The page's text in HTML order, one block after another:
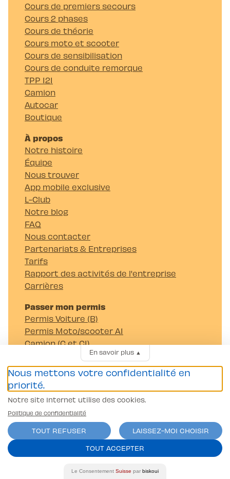
Cours de premiers secours
Cours 2 phases
Cours de théorie
Cours moto et scooter
Cours de sensibilisation
Cours de conduite remorque
TPP 121
Camion
Autocar
Boutique
À propos
Notre histoire
Équipe
Nous trouver
App mobile exclusive
L-Club
Notre blog
FAQ
Nous contacter
Partenariats & Entreprises
Tarifs
Rapport des activités de l'entreprise
Carrières
Passer mon permis
Permis Voiture (B)
Permis Moto/scooter A1
Camion (C et C1)
Remorque (BE et CE)
Autocar (D et D1)
Coordonnées bancaires
Banque Raiffeisen Gros-de-Vaud
CH07 8080 8002 0751 5376 4
Auto-Moto-Ecole Pittet SA
Av. Juste-Olivier 23 1006 Lausanne
En savoir plus▲
Nous mettons votre confidentialité en
priorité.
Notre site Internet utilise des cookies.
Politique de confidentialité
TOUT REFUSER
LAISSEZ-MOI CHOISIR
TOUT ACCEPTER
Le Consentement Suisse par biskoui